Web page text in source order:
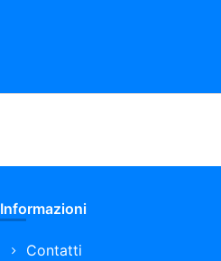
Informazioni
Contatti